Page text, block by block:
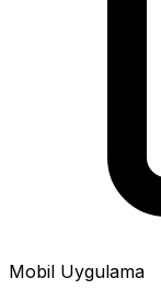
Mobil Uygulama